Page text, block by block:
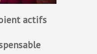
actifs